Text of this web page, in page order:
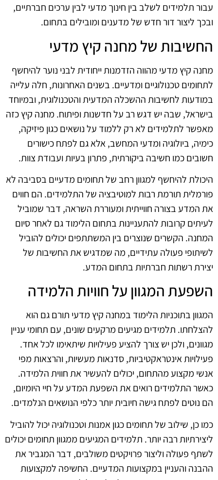
עבור תלמידים לשלב בין חינוך מדעי לבין ערכים חברתיים,
ובכך ליצור דור חדש של מדענים ומובילים בתחום.
החשיבות של מחנה קיץ מדעי
מחנה קיץ מדעי מהווה הזדמנות ייחודית לבני נוער להיחשף
לתחומים טכנולוגיים ומדעיים. בשנים האחרונות, חלה עלייה
במודעות לחשיבות ההשכלה המדעית והטכנולוגית, ובמיוחד
בישראל, שבה יש דגש רב על חדשנות ופיתוח. מחנה קיץ כזה
מאפשר לתלמידים לא רק ללמוד על נושאים כגון פיזיקה,
כימיה, ביולוגיה ומדעי המחשב, אלא גם לפתח כישורים
חשובים כמו חשיבה ביקורתית, פתרון בעיות ועבודת צוות.
היכולת להיחשף למגוון רחב של תחומים מדעיים בסביבה לא
פורמלית תורמת רבות למוטיבציה של התלמידים. הם חווים
את המדע בצורה חווייתית ומעוררת השראה, דבר שמוביל
לעיתים קרובות להתעניינות בתחום הלימוד גם לאחר סיום
המחנה. הקשרים שנוצרים בין המשתתפים יכולים להוביל
לשיתופי פעולה עתידיים, מה שמדגיש את החשיבות של
יצירת רשתות חברתיות בתחום המדע.
השפעת המגוון על חוויות הלמידה
המגוון בתוכניות הלימוד במחנה קיץ מדעי תורם גם הוא
להצלחתו. תלמידים מגיעים מרקעים שונים, עם תחומי עניין
מגוונים, ולכן יש צורך להציע פעילויות שיתאימו לכל אחד.
פעילויות אינטראקטיביות, סדנאות מעשיות, והרצאות מפי
אנשי מקצוע מהתחום, יכולים להעשיר את חווית הלמידה.
כאשר התלמידים רואים את השפעת המדע על חיי היומיום,
הם נוטים לפתח גישה חיובית יותר כלפי הנושאים הנלמדים.
כמו כן, שילוב של תחומים כגון אמנות וטכנולוגיה יכול להוביל
ליצירתיות רבה יותר. תלמידים המגיעים ממגוון תחומים יכולים
לשתף פעולה וליצור פרויקטים משולבים, דבר המגביר את
ההבנה והעניין במקצועות המדעיים. החשיפה למקצועות